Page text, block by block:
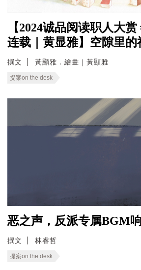
【2024诚品阅读职人大
连载｜黄显雅】空隙里的
撰文 黃顯雅．繪畫｜黃顯雅
提案on the desk
恶之声，反派专属BGM
撰文 林睿哲
提案on the desk